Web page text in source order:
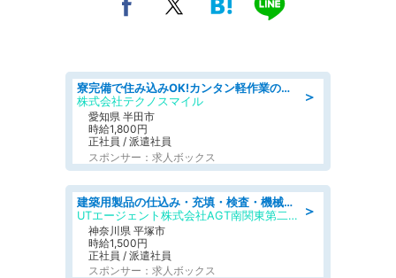
＞
寮完備で住み込みOK!カンタン軽作業のお仕事 denso aichi
株式会社テクノスマイル
愛知県 半田市
時給1,800円
正社員 / 派遣社員
スポンサー：求人ボックス
＞
建築用製品の仕込み・充填・検査・機械操作/寮完備/日払い/工場・製造
UTエージェント株式会社AGT南関東第二CU
神奈川県 平塚市
時給1,500円
正社員 / 派遣社員
スポンサー：求人ボックス